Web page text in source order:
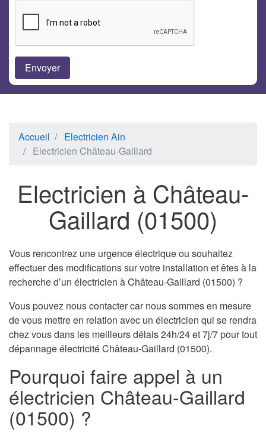
Accueil
Electricien Ain
Electricien Château-Gaillard
Electricien à Château-
Gaillard (01500)
Vous rencontrez une urgence électrique ou souhaitez
effectuer des modifications sur votre installation et êtes à la
recherche d’un électricien à Château-Gaillard (01500) ?
Vous pouvez nous contacter car nous sommes en mesure
de vous mettre en relation avec un électricien qui se rendra
chez vous dans les meilleurs délais 24h/24 et 7j/7 pour tout
dépannage électricité Château-Gaillard (01500).
Pourquoi faire appel à un
électricien Château-Gaillard
(01500) ?